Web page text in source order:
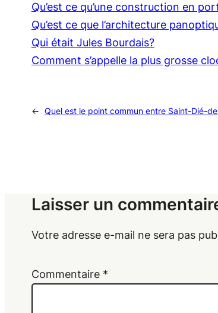
Qu’est ce qu’une construction en
Qu’est ce que l’architecture
Qui était Jules Bourdais?
Comment s’appelle la plus grosse
← Quel est le point commun entre Saint-Dié-
Laisser un
Votre adresse e-mail ne sera pas
Commentaire *